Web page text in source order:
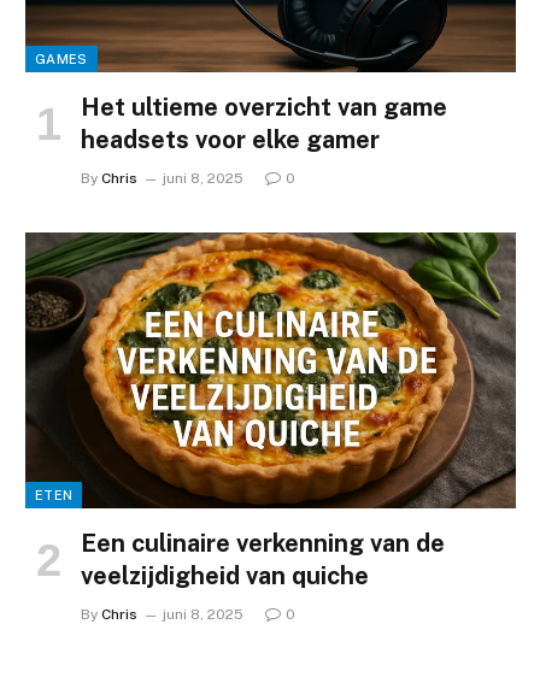
GAMES
Het ultieme overzicht van game
headsets voor elke gamer
By Chris juni 8, 2025 0
ETEN
Een culinaire verkenning van de
veelzijdigheid van quiche
By Chris juni 8, 2025 0